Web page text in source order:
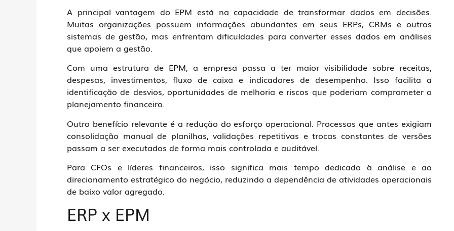
A principal vantagem do EPM está na capacidade de transformar dados em decisões.
Muitas organizações possuem informações abundantes em seus ERPs, CRMs e outros
sistemas de gestão, mas enfrentam dificuldades para converter esses dados em análises
que apoiem a gestão.
Com uma estrutura de EPM, a empresa passa a ter maior visibilidade sobre receitas,
despesas, investimentos, fluxo de caixa e indicadores de desempenho. Isso facilita a
identificação de desvios, oportunidades de melhoria e riscos que poderiam comprometer o
planejamento financeiro.
Outro benefício relevante é a redução do esforço operacional. Processos que antes exigiam
consolidação manual de planilhas, validações repetitivas e trocas constantes de versões
passam a ser executados de forma mais controlada e auditável.
Para CFOs e líderes financeiros, isso significa mais tempo dedicado à análise e ao
direcionamento estratégico do negócio, reduzindo a dependência de atividades operacionais
de baixo valor agregado.
ERP x EPM